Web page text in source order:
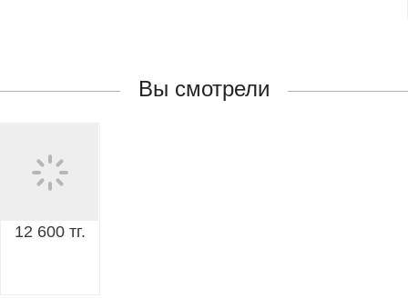
Вы смотрели
12 600 тг.